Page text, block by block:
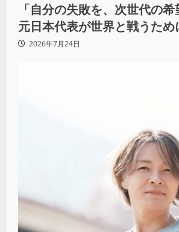
「自分の失敗を、次世代の希
元日本代表が世界と戦うため
去をすべて捨てた理由（前編）
2026年7月24日